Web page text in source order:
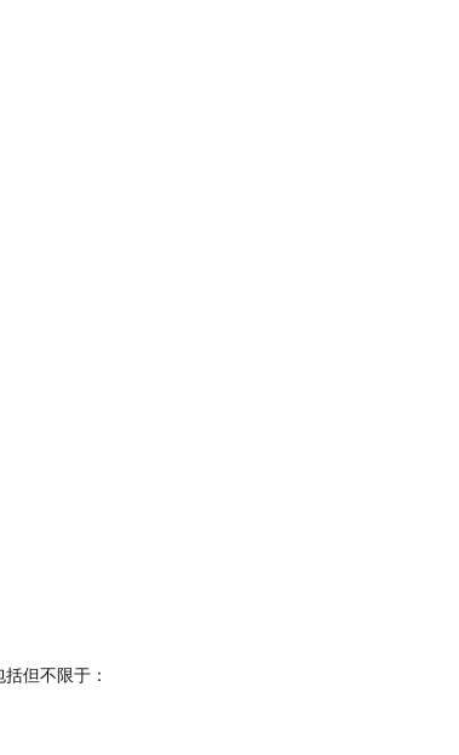
但不限于：